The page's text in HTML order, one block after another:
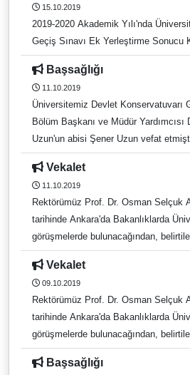
15.10.2019
2019-2020 Akademik Yılı'nda Üniversitemize 2019 Dikey
Geçiş Sınavı Ek Yerleştirme Sonucu
Adaylara Duyurulur
Başsağlığı
11.10.2019
Üniversitemiz Devlet Konservatuvarı
Bölüm Başkanı ve Müdür
Uzun'un abisi Şener Uzun vefat
tarihinde Antalya'da defnedilecektir.
rahmet, yakınlarına başsağlığı dileriz.
Vekalet
11.10.2019
Rektörümüz Prof. Dr. Osman Selçuk
tarihinde Ankara'da Bakanlıklarda
görüşmelerde bulunacağından,
görevine, Rektör Yardımcısı Prof.
edecektir.
Vekalet
09.10.2019
Rektörümüz Prof. Dr. Osman Selçuk
tarihinde Ankara'da Bakanlıklarda
görüşmelerde bulunacağından,
görevine, Rektör Yardımcısı Prof.
edecektir.
Başsağlığı